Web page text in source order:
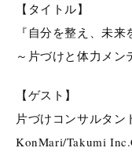
【タイトル】
『自分を整え、未
～片づけと体力メン
【ゲスト】
片づけコンサルタ
KonMari/Takumi